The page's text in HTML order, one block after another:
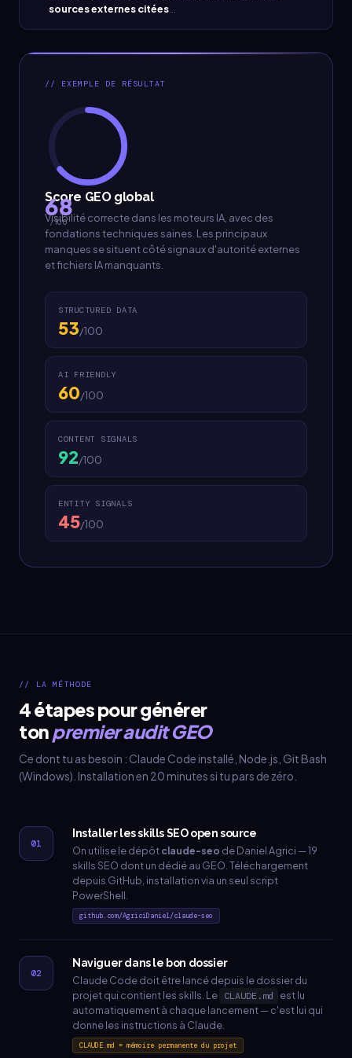
sources externes citées...
// EXEMPLE DE RÉSULTAT
68
/ 100
Score GEO global
Visibilité correcte dans les moteurs IA, avec des
fondations techniques saines. Les principaux
manques se situent côté signaux d'autorité externes
et fichiers IA manquants.
STRUCTURED DATA
53/100
AI FRIENDLY
60/100
CONTENT SIGNALS
92/100
ENTITY SIGNALS
45/100
// LA MÉTHODE
4 étapes pour générer
tonpremier audit GEO
Ce dont tu as besoin : Claude Code installé, Node.js, Git Bash
(Windows). Installation en 20 minutes si tu pars de zéro.
01
Installer les skills SEO open source
On utilise le dépôtclaude-seo de Daniel Agrici — 19
skills SEO dont un dédié au GEO. Téléchargement
depuis GitHub, installation via un seul script
PowerShell.
github.com/AgriciDaniel/claude-seo
02
Naviguer dans le bon dossier
Claude Code doit être lancé depuis le dossier du
projet qui contient les skills. Le CLAUDE.md
est lu
automatiquement à chaque lancement — c'est lui qui
donne les instructions à Claude.
CLAUDE.md = mémoire permanente du projet